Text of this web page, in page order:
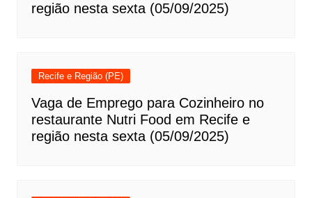
região nesta sexta (05/09/2025)
Recife e Região (PE)
Vaga de Emprego para Cozinheiro no
restaurante Nutri Food em Recife e
região nesta sexta (05/09/2025)